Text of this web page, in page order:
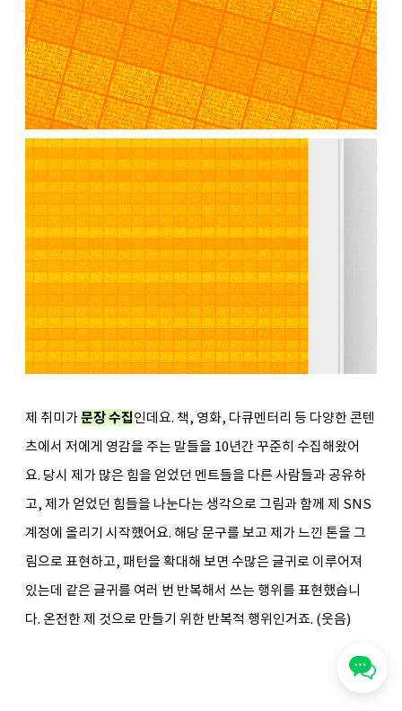
제 취미가 문장 수집인데요. 책, 영화, 다큐멘터리 등 다양한 콘텐
츠에서 저에게 영감을 주는 말들을 10년간 꾸준히 수집해왔어
요. 당시 제가 많은 힘을 얻었던 멘트들을 다른 사람들과 공유하
고, 제가 얻었던 힘들을 나눈다는 생각으로 그림과 함께 제 SNS
계정에 올리기 시작했어요. 해당 문구를 보고 제가 느낀 톤을 그
림으로 표현하고, 패턴을 확대해 보면 수많은 글귀로 이루어져
있는데 같은 글귀를 여러 번 반복해서 쓰는 행위를 표현했습니
다. 온전한 제 것으로 만들기 위한 반복적 행위인거죠. (웃음)